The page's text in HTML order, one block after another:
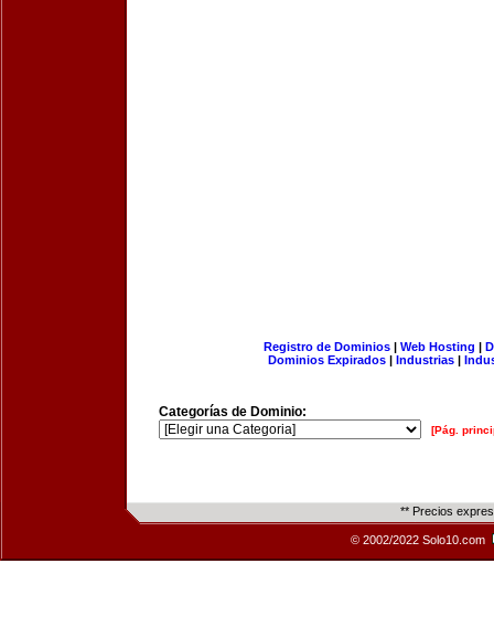
Registro de Dominios| Web Hosting |
Dominios Expirados | Industrias |
Categorías de Dominio:
[Pág.
** Precios
© 2002/2022 Solo10.com